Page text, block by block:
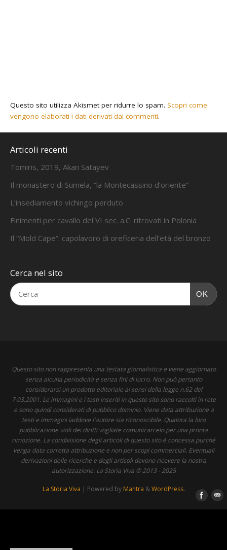
Questo sito utilizza Akismet per ridurre lo spam. Scopri come
vengono elaborati i dati derivati dai commenti.
Articoli recenti
Tomiris, 2019, Akan Satayev
Il monastero di Sumela, “la Montecassino d’oriente”
L’insediamento vichingo perduto
Finimenti per cavallo del VI sec. a.C. ritrovati in Polonia
Il “Mold Cape”: capolavoro di oreficeria dell’età del bronzo
Cerca nel sito
OK
Questo sito non rappresenta una testata giornalistica e viene aggiornato
senza alcuna periodicità e senza fini di lucro. Non può pertanto
considerarsi un prodotto editoriale ai sensi della legge n.62 del
7.03.2001. Le immagini e i testi inseriti in questo sito sono raccolti in rete
e sono quindi considerati di pubblico dominio. Viene data attribuzione a
testi e immagini laddove l'autore sia riconoscibile. Qualora la loro
pubblicazione violi dei diritti vogliate comunicarcelo per una pronta
rimozione. La condivisione degli articoli di questo sito è concessa purché
venga data corretta attribuzione e non per scopi commerciali. Eventuali
derivazioni delle ricerche e degli articoli devono ricevere la nostra
autorizzazione. La Storia Viva © 2013 - 2025
La Storia Viva | Powered by Mantra &WordPress.